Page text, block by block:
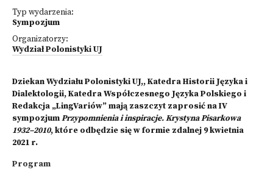
Typ wydarzenia:
Sympozjum
Organizatorzy:
Wydział Polonistyki UJ
Dziekan Wydziału Polonistyki UJ,, Katedra Historii Języka i
Dialektologii, Katedra Współczesnego Języka Polskiego i
Redakcja „LingVariów” mają zaszczyt zaprosić na IV
sympozjumPrzypomnienia i inspiracje. Krystyna Pisarkowa
1932–2010, które odbędzie się w formie zdalnej 9 kwietnia
2021 r.
Program